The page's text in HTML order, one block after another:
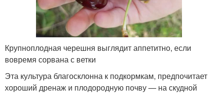
Крупноплодная черешня выглядит аппетитно, если
вовремя сорвана с ветки
Эта культура благосклонна к подкормкам, предпочитает
хороший дренаж и плодородную почву — на скудной